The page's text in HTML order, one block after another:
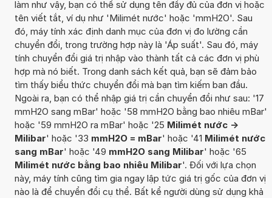
làm như vậy, bạn có thể sử dụng tên đầy đủ của đơn vị hoặc
tên viết tắt, ví dụ như 'Milimét nước' hoặc 'mmH2O'. Sau
đó, máy tính xác định danh mục của đơn vị đo lường cần
chuyển đổi, trong trường hợp này là 'Áp suất'. Sau đó, máy
tính chuyển đổi giá trị nhập vào thành tất cả các đơn vị phù
hợp mà nó biết. Trong danh sách kết quả, bạn sẽ đảm bảo
tìm thấy biểu thức chuyển đổi mà bạn tìm kiếm ban đầu.
Ngoài ra, bạn có thể nhập giá trị cần chuyển đổi như sau: '17
mmH2O sang mBar' hoặc '58 mmH2O bằng bao nhiêu mBar'
hoặc '59 mmH2O ra mBar' hoặc '25 Milimét nước ->
Milibar' hoặc '33 mmH2O = mBar' hoặc '41 Milimét nước
sang mBar' hoặc '49 mmH2O sang Milibar' hoặc '65
Milimét nước bằng bao nhiêu Milibar'. Đối với lựa chọn
này, máy tính cũng tìm gia ngay lập tức giá trị gốc của đơn vị
nào là để chuyển đổi cụ thể. Bất kể người dùng sử dụng khả